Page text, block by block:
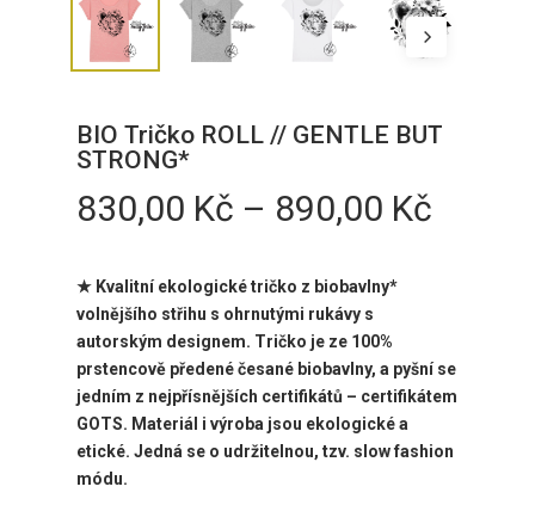
BIO Tričko ROLL // GENTLE BUT
STRONG*
830,00 Kč – 890,00 Kč
★ Kvalitní ekologické tričko z biobavlny*
volnějšího střihu s ohrnutými rukávy s
autorským designem. Tričko je ze 100%
prstencově předené česané biobavlny, a pyšní se
jedním z nejpřísnějších certifikátů – certifikátem
GOTS. Materiál i výroba jsou ekologické a
etické. Jedná se o udržitelnou, tzv. slow fashion
módu.